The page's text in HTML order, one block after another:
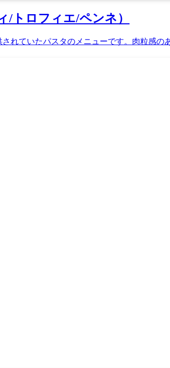
/トロフィエ/ペンネ）
れていたパスタのメニューです。肉粒感